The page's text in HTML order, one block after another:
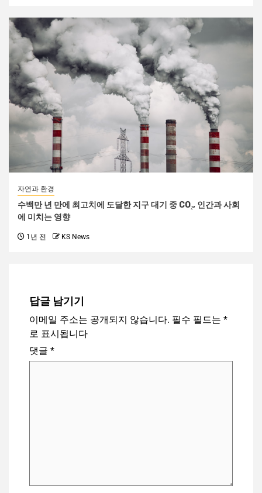
자연과 환경
수백만 년 만에 최고치에 도달한 지구 대기 중 CO₂, 인간과 사회
에 미치는 영향
1년 전 KS News
답글 남기기
이메일 주소는 공개되지 않습니다. 필수 필드는 *
로 표시됩니다
댓글 *